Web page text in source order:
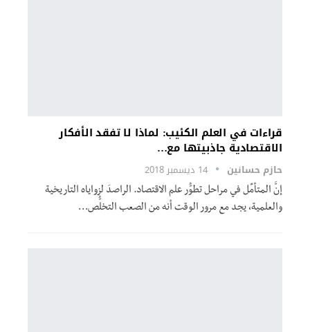
قراءات في العلم الكئيب: لماذا لا تفقد الأفكار
الاقتصادية جاذبيتها مع…
حازم حسانين 14 ديسمبر 2018
إنَّ المتأمِّل في مراحل تطوُّر علم الاقتصاد. الراصدَ لزواياه التاريخية
والعلمية، يجد مع مرور الوقت أنه من الصعب التخلُّص…